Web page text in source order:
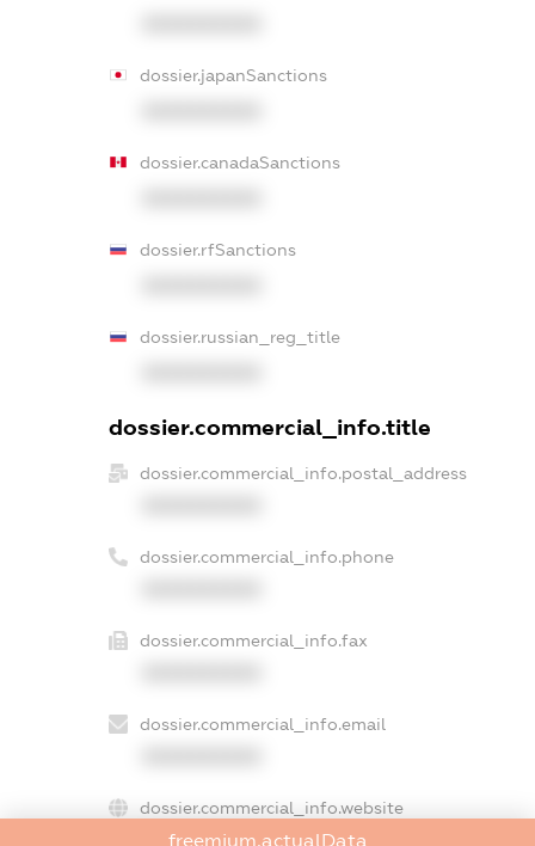
dossier.japanSanctions
dossier.canadaSanctions
dossier.rfSanctions
dossier.russian_reg_title
dossier.commercial_info.title
dossier.commercial_info.postal_address
dossier.commercial_info.phone
dossier.commercial_info.fax
dossier.commercial_info.email
dossier.commercial_info.website
XXXXXXXXXX
freemium.actualData